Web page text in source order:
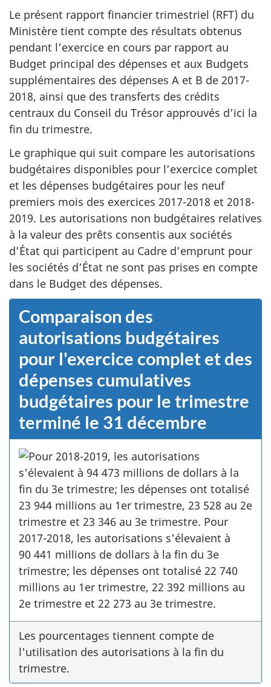
Le présent rapport financier trimestriel (RFT) du
Ministère tient compte des résultats obtenus
pendant l’exercice en cours par rapport au
Budget principal des dépenses et aux Budgets
supplémentaires des dépenses A et B de 2017-
2018, ainsi que des transferts des crédits
centraux du Conseil du Trésor approuvés d’ici la
fin du trimestre.
Le graphique qui suit compare les autorisations
budgétaires disponibles pour l’exercice complet
et les dépenses budgétaires pour les neuf
premiers mois des exercices 2017-2018 et 2018-
2019. Les autorisations non budgétaires relatives
à la valeur des prêts consentis aux sociétés
d’État qui participent au Cadre d’emprunt pour
les sociétés d’État ne sont pas prises en compte
dans le Budget des dépenses.
Comparaison des
autorisations budgétaires
pour l'exercice complet et des
dépenses cumulatives
budgétaires pour le trimestre
terminé le 31 décembre
Les pourcentages tiennent compte de
l'utilisation des autorisations à la fin du
trimestre.